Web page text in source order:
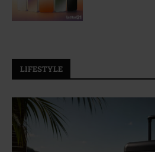
LIFESTYLE